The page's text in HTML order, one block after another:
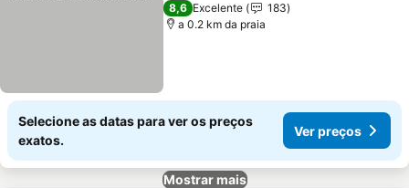
8,6 Excelente
183
a 0.2 km da praia
Selecione as datas para ver os preços
exatos.
Ver preços
Mostrar mais